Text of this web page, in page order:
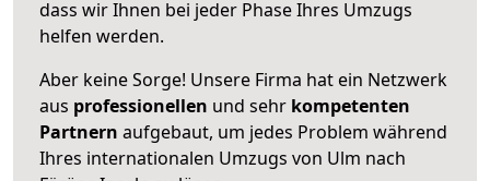
dass wir Ihnen bei jeder Phase Ihres Umzugs
helfen werden.
Aber keine Sorge! Unsere Firma hat ein Netzwerk
aus professionellen und sehr kompetenten
Partnern aufgebaut, um jedes Problem während
Ihres internationalen Umzugs von Ulm nach